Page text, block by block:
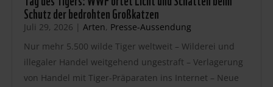
Schutz der bedrohten Großkatzen
Juli 29, 2026 | Arten, Presse-Aussendung
Nur mehr 5.500 wilde Tiger weltweit – Wilderei und
illegaler Handel weitgehend ungestraft – Verlagerung
von Handel mit Tiger-Präparaten ins Internet – Neue